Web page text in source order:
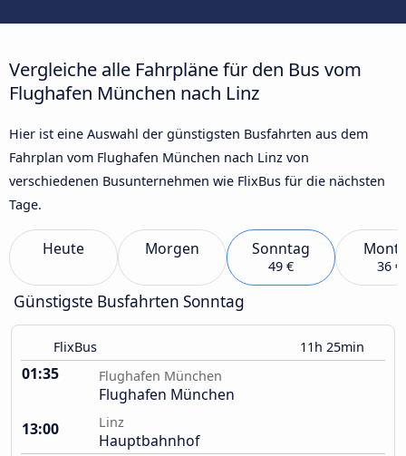
Vergleiche alle Fahrpläne für den Bus vom
Flughafen München nach Linz
Hier ist eine Auswahl der günstigsten Busfahrten aus dem
Fahrplan vom Flughafen München nach Linz von
verschiedenen Busunternehmen wie FlixBus für die nächsten
Tage.
Heute Morgen Sonntag
49 € 36 €
Günstigste Busfahrten Sonntag
FlixBus 11h 25min
01:35 Flughafen München
Flughafen München
13:00
Linz
Hauptbahnhof